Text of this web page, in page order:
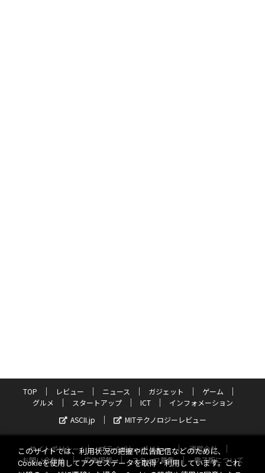
TOP レビュー ニュース ガジェット
ゲーム
グルメ
スタートアップ ICT
インフォメーション
ASCII.jp
MITテクノロジーレビュー
サイトポリシー プライバシーポリシー
運営会社
お問い合わせ
広告掲載 スタッフ募集
電子版について
このサイトでは、利用状況の把握や広告配信などのために、
Cookieを使用してアクセスデータを取得・利用しています。これ